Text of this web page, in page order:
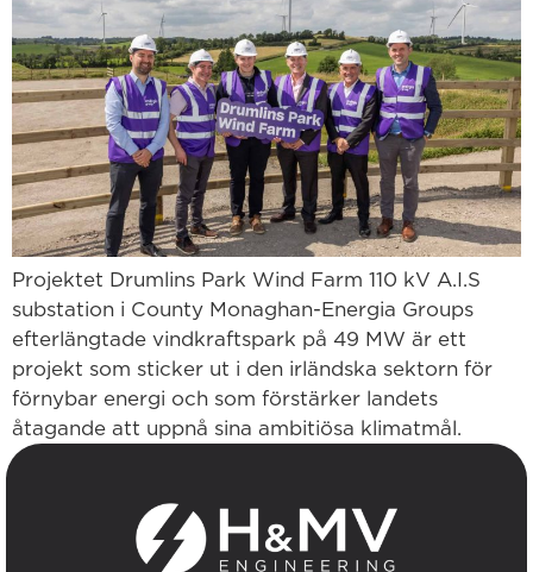
Projektet Drumlins Park Wind Farm 110 kV A.I.S
substation i County Monaghan-Energia Groups
efterlängtade vindkraftspark på 49 MW är ett
projekt som sticker ut i den irländska sektorn för
förnybar energi och som förstärker landets
åtagande att uppnå sina ambitiösa klimatmål.